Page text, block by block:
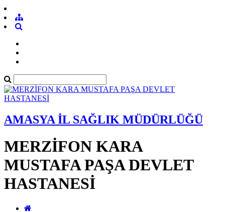
AMASYA İL SAĞLIK MÜDÜRLÜĞÜ
MERZİFON KARA
MUSTAFA PAŞA DEVLET
HASTANESİ